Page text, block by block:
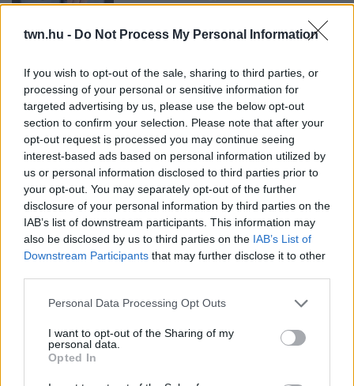
twn.hu - Do Not Process My Personal Information
If you wish to opt-out of the sale, sharing to third parties, or
processing of your personal or sensitive information for
targeted advertising by us, please use the below opt-out
section to confirm your selection. Please note that after your
opt-out request is processed you may continue seeing
interest-based ads based on personal information utilized by
us or personal information disclosed to third parties prior to
your opt-out. You may separately opt-out of the further
disclosure of your personal information by third parties on the
IAB’s list of downstream participants. This information may
also be disclosed by us to third parties on the IAB’s List of
Downstream Participants that may further disclose it to other
Please note that this website/app uses one or more Google
not limited to your visit or usage behaviour. You may click to
grant or deny consent to Google and its third-party tags to
use your data for below specified purposes in below Google
consent section.
Personal Data Processing Opt Outs
I want to opt-out of the Sharing of my
personal data.
Opted In
EGYRE TÖBB FIATALNÁL JELENTKEZIK EZ A
Erre figyelj!
07. 31.
NEM A CITROMSAV, AZ ECET VAGY A
SZÓDABIKARBÓNA A LEGERŐSEBB: EZT HASZNÁLJÁK A
SZÁLLODÁKBAN A VÍZKŐ ELLEN
Ez a szer tényleg eltünteti a vízkövet
07. 31.
HAGYD A SÓT: EGY CSIPET EBBŐL A FŐZŐVÍZBE,
ÉS SOKKAL FINOMABB LESZ A FŐTT KRUMPLI
Titkos hozzávaló
07. 31.
EZZEL LOCSOLD HETENTE EGYSZER: KÉTSZER
ANNYI VIRÁGOT HOZ MAJD A MUSKÁTLI, HA EZT CSINÁLOD
Ettől lesz a tiéd a leggyönyörűbb muskátli a környéken
24 óra